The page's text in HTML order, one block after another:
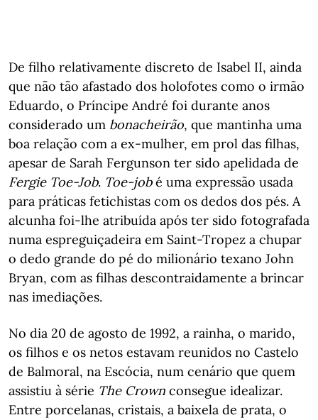
De filho relativamente discreto de Isabel II, ainda
que não tão afastado dos holofotes como o irmão
Eduardo, o Príncipe André foi durante anos
considerado um bonacheirão, que mantinha uma
boa relação com a ex-mulher, em prol das filhas,
apesar de Sarah Fergunson ter sido apelidada de
Fergie Toe-Job. Toe-jobé uma expressão usada
para práticas fetichistas com os dedos dos pés. A
alcunha foi-lhe atribuída após ter sido fotografada
numa espreguiçadeira em Saint-Tropez a chupar
o dedo grande do pé do milionário texano John
Bryan, com as filhas descontraidamente a brincar
nas imediações.
No dia 20 de agosto de 1992, a rainha, o marido,
os filhos e os netos estavam reunidos no Castelo
de Balmoral, na Escócia, num cenário que quem
assistiu à série The Crown consegue idealizar.
Entre porcelanas, cristais, a baixela de prata, o